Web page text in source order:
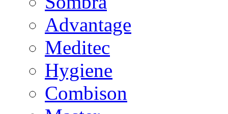
Advantage
Meditec
Hygiene
Combison